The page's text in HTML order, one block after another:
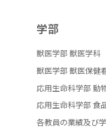
学部
獣医学部 獣医学科
獣医学部 獣医保健
応用生命科学部 動
応用生命科学部 食
各教員の業績及び